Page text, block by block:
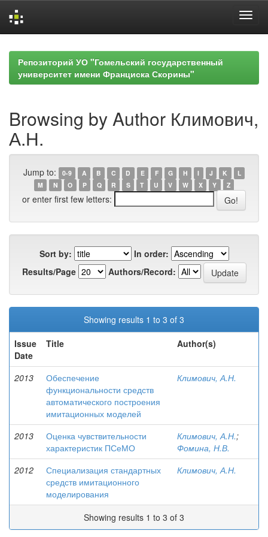
navigationРепозиторий УО "Гомельский государственный
университет имени Франциска Скорины"
Browsing by Author Климович,
А.Н.
Jump to: 0-9 A B C D E F G H I J K
L
M
N O P Q R S T U V W X Y Z
or enter first few letters:
Sort by:
In order:
Results/Page
Authors/Record:
Showing results 1 to 3 of 3
Issue
Date
Title Author(s)
2013
Обеспечение
функциональности средств
автоматического построения
имитационных моделей
Климович, А.Н.
2013
Оценка чувствительности
характеристик ПСеМО
Климович, А.Н.;
Фомина, Н.В.
2012
Специализация стандартных
средств имитационного
моделирования
Климович, А.Н.
Showing results 1 to 3 of 3